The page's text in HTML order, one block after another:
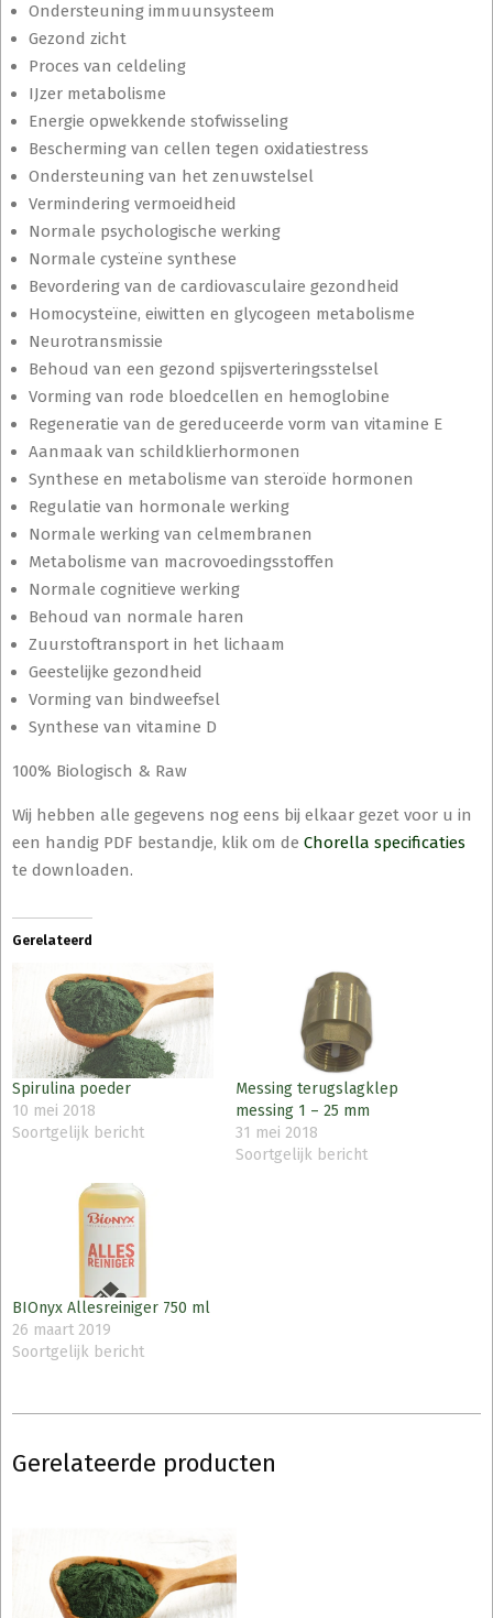
Ondersteuning immuunsysteem
Gezond zicht
Proces van celdeling
IJzer metabolisme
Energie opwekkende stofwisseling
Bescherming van cellen tegen oxidatiestress
Ondersteuning van het zenuwstelsel
Vermindering vermoeidheid
Normale psychologische werking
Normale cysteïne synthese
Bevordering van de cardiovasculaire gezondheid
Homocysteïne, eiwitten en glycogeen metabolisme
Neurotransmissie
Behoud van een gezond spijsverteringsstelsel
Vorming van rode bloedcellen en hemoglobine
Regeneratie van de gereduceerde vorm van vitamine E
Aanmaak van schildklierhormonen
Synthese en metabolisme van steroïde hormonen
Regulatie van hormonale werking
Normale werking van celmembranen
Metabolisme van macrovoedingsstoffen
Normale cognitieve werking
Behoud van normale haren
Zuurstoftransport in het lichaam
Geestelijke gezondheid
Vorming van bindweefsel
Synthese van vitamine D
100% Biologisch & Raw
Wij hebben alle gegevens nog eens bij elkaar gezet voor u in
een handig PDF bestandje, klik om de Chorella specificaties
te downloaden.
Gerelateerd
Spirulina poeder
10 mei 2018
Soortgelijk bericht
Messing terugslagklep
messing 1 – 25 mm
31 mei 2018
Soortgelijk bericht
BIOnyx Allesreiniger 750 ml
26 maart 2019
Soortgelijk bericht
Gerelateerde producten